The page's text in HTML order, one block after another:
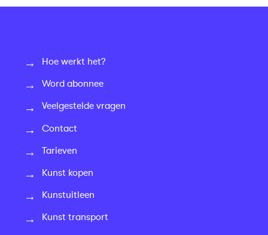
Hoe werkt het?
Word abonnee
Veelgestelde vragen
Contact
Tarieven
Kunst kopen
Kunstuitleen
Kunst transport